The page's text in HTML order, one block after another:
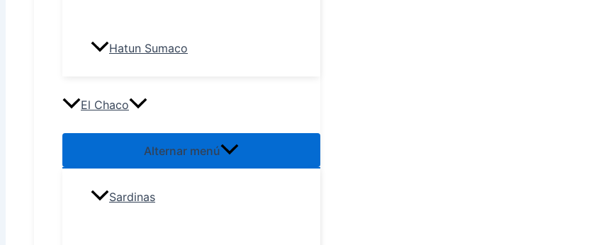
Hatun Sumaco
El Chaco
Alternar menú
Sardinas